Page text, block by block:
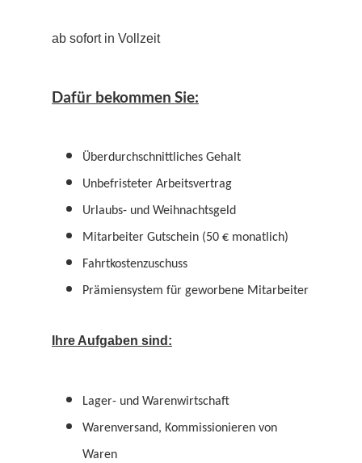
ab sofort in Vollzeit
Dafür bekommen Sie:
Überdurchschnittliches Gehalt
Unbefristeter Arbeitsvertrag
Urlaubs- und Weihnachtsgeld
Mitarbeiter Gutschein (50 € monatlich)
Fahrtkostenzuschuss
Prämiensystem für geworbene Mitarbeiter
Ihre Aufgaben sind:
Lager- und Warenwirtschaft
Warenversand, Kommissionieren von
Waren